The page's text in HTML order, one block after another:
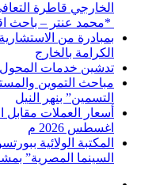
الخارجي قاطرة
*محمد عنتر – باحث
بمبادرة من
الكرامة بالخارج
تدشين خدمات
مباحث التموين
التسمين” بنهر النيل
اغسطس 2026 م
المكتبة الولائية
السينما المصرية”